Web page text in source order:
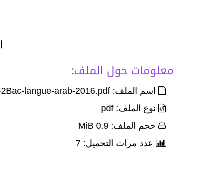
معلومات حول الملف:
اسم الملف: Exam-Corr-nat-Int-et-dis-rat-2Bac-langue-arab-2016.pdf
نوع الملف: pdf
حجم الملف: 0.9 MiB
عدد مرات التحميل: 7